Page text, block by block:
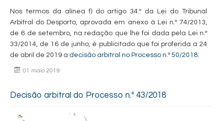
Nos termos da alínea f) do artigo 34.º da Lei do Tribunal
Arbitral do Desporto, aprovada em anexo à Lei n.º 74/2013,
de 6 de setembro, na redação que lhe foi dada pela Lei n.º
33/2014, de 16 de junho, é publicitado que foi proferida a 24
de abril de 2019 a decisão arbitral no Processo n.º 50/2018.
01 maio 2019
Decisão arbitral do Processo n.º 43/2018